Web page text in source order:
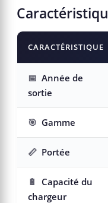
CARACTÉRISTIQUE
📅 Année de
sortie
🎯 Gamme
📏 Portée
🔋
Capacité du
chargeur